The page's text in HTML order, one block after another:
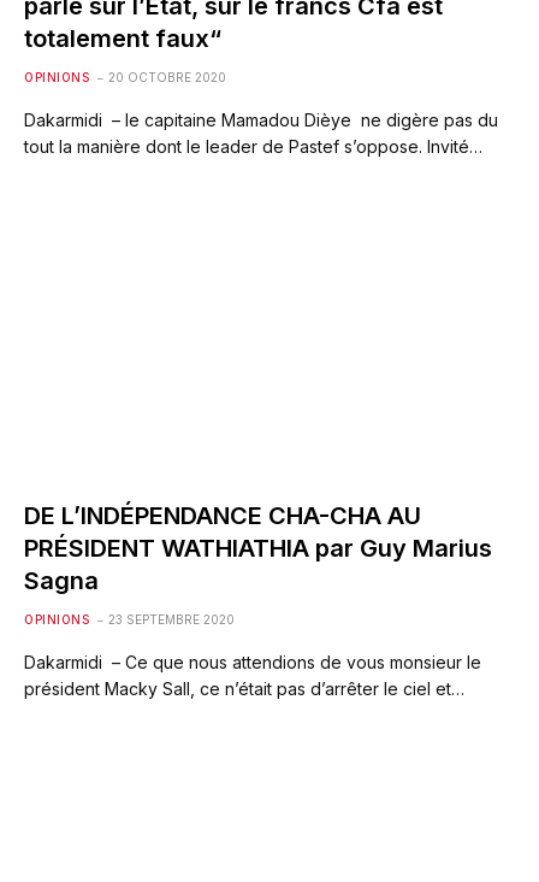
parle sur l’Etat, sur le francs Cfa est
totalement faux“
OPINIONS 20 OCTOBRE 2020
Dakarmidi – le capitaine Mamadou Dièye ne digère pas du
tout la manière dont le leader de Pastef s’oppose. Invité…
DE L’INDÉPENDANCE CHA-CHA AU
PRÉSIDENT WATHIATHIA par Guy Marius
Sagna
OPINIONS 23 SEPTEMBRE 2020
Dakarmidi – Ce que nous attendions de vous monsieur le
président Macky Sall, ce n’était pas d’arrêter le ciel et…